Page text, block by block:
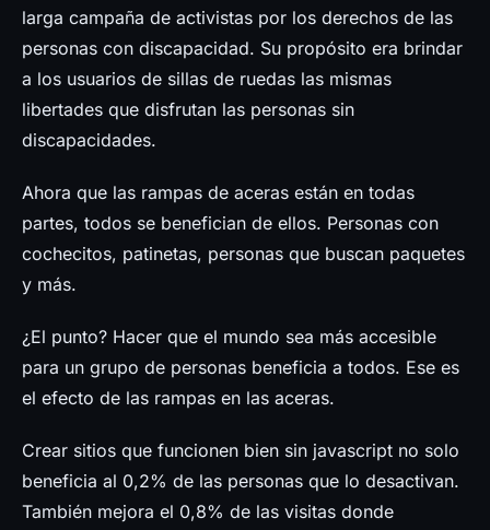
larga campaña de activistas por los derechos de las
personas con discapacidad. Su propósito era brindar
a los usuarios de sillas de ruedas las mismas
libertades que disfrutan las personas sin
discapacidades.
Ahora que las rampas de aceras están en todas
partes, todos se benefician de ellos. Personas con
cochecitos, patinetas, personas que buscan paquetes
y más.
¿El punto? Hacer que el mundo sea más accesible
para un grupo de personas beneficia a todos. Ese es
el efecto de las rampas en las aceras.
Crear sitios que funcionen bien sin javascript no solo
beneficia al 0,2% de las personas que lo desactivan.
También mejora el 0,8% de las visitas donde